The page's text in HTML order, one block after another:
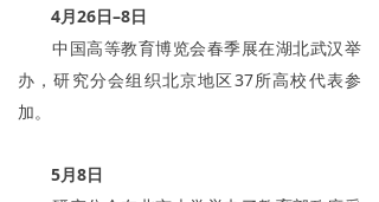
4月26日–8日
中国高等教育博览会春季展在湖北武汉举
办，研究分会组织北京地区37所高校代表参
加。
5月8日